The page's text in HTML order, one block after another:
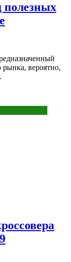
полезных
рынка, вероятно,